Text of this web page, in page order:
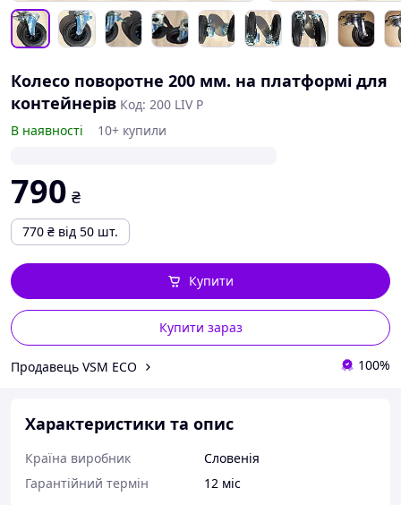
Колесо поворотне 200 мм. на платформі для
контейнерів Код: 200 LIV P
В наявності
10+ купили
790 ₴
770 ₴ від 50 шт.
Купити зараз
Купити
Продавець VSM ECO 100%
Характеристики та опис
Країна виробник
Словенія
Гарантійний термін
12 міс